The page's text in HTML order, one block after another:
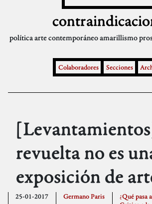
políticaarte contemporáneoamarillismo
Colaboradores Secciones
revuelta no es
exposición de
25-01-2017 Germano Paris
¿Qué pasa